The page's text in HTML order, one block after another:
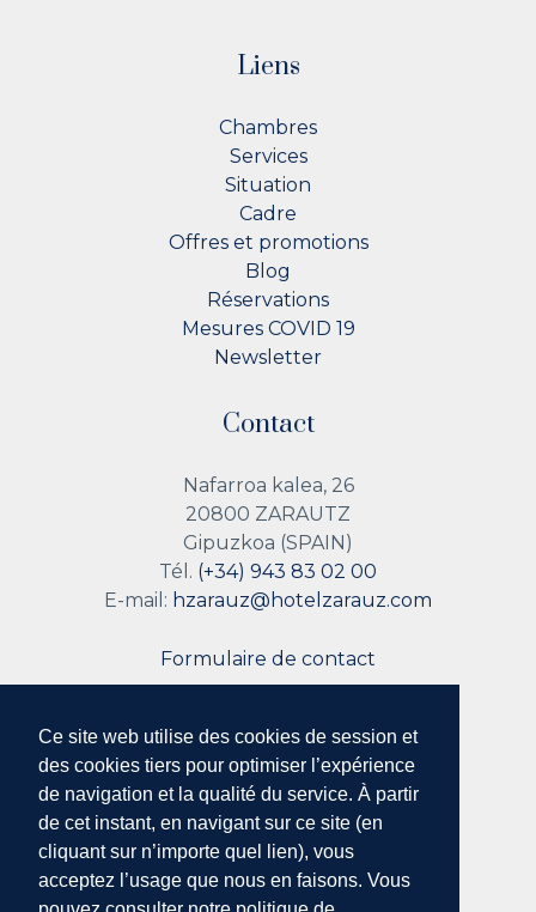
Ce site web utilise des cookies de session et
des cookies tiers pour optimiser l’expérience
de navigation et la qualité du service. À partir
de cet instant, en navigant sur ce site (en
cliquant sur n’importe quel lien), vous
acceptez l’usage que nous en faisons. Vous
Liens
Chambres
Services
Situation
Cadre
Offres et promotions
Blog
Réservations
Mesures COVID 19
Newsletter
Contact
Nafarroa kalea, 26
20800 ZARAUTZ
Gipuzkoa (SPAIN)
Tél. (+34) 943 83 02 00
E-mail: hzarauz@hotelzarauz.com
Formulaire de contact
Suivez nous